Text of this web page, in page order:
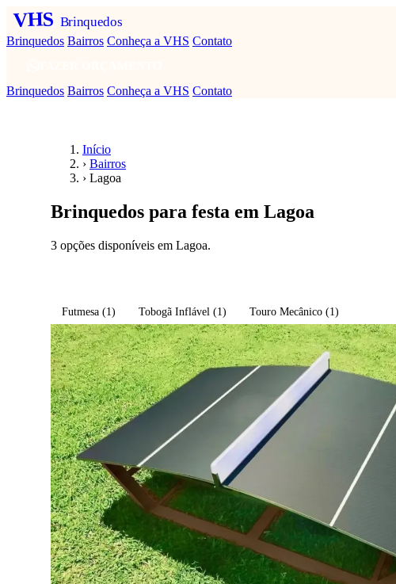
VHS Brinquedos
Brinquedos Bairros Conheça a VHS Contato
Brinquedos Bairros Conheça a VHS Contato
Início
› Bairros
› Lagoa
Brinquedos para festa em Lagoa
3 opções disponíveis em Lagoa.
Futmesa(1) Tobogã Inflável(1) Touro Mecânico (1)